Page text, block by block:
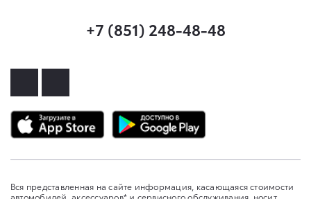
+7 (851) 248-48-48
Вся представленная на сайте информация, касающаяся стоимости
автомобилей, аксессуаров* и сервисного обслуживания, носит